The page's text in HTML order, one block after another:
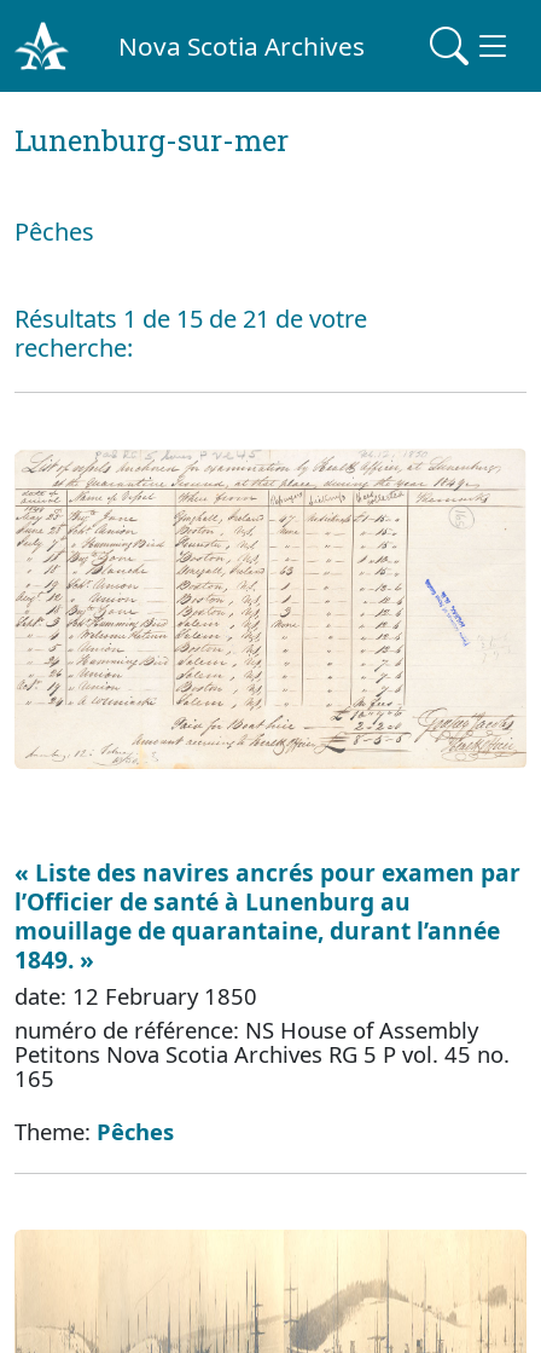
Nova Scotia Archives
Lunenburg-sur-mer
Pêches
Résultats 1 de 15 de 21 de votre
recherche:
« Liste des navires ancrés pour examen par
l’Officier de santé à Lunenburg au
mouillage de quarantaine, durant l’année
1849. »
date: 12 February 1850
numéro de référence: NS House of Assembly
Petitons Nova Scotia Archives RG 5 P vol. 45 no.
165
Theme: Pêches